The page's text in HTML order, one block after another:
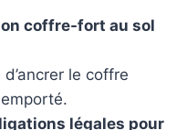
coffre-fort au sol
le coffre
légales pour